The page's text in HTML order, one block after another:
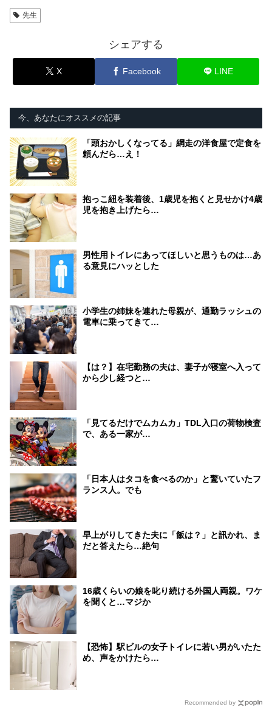
先生
シェアする
X Facebook LINE
今、あなたにオススメの記事
「頭おかしくなってる」網走の洋食屋で定食を
頼んだら…え！
抱っこ紐を装着後、1歳児を抱くと見せかけ4歳
児を抱き上げたら…
男性用トイレにあってほしいと思うものは…あ
る意見にハッとした
小学生の姉妹を連れた母親が、通勤ラッシュの
電車に乗ってきて…
【は？】在宅勤務の夫は、妻子が寝室へ入って
から少し経つと…
「見てるだけでムカムカ」TDL入口の荷物検査
で、ある一家が…
「日本人はタコを食べるのか」と驚いていたフ
ランス人。でも
早上がりしてきた夫に「飯は？」と訊かれ、ま
だと答えたら…絶句
16歳くらいの娘を叱り続ける外国人両親。ワケ
を聞くと…マジか
【恐怖】駅ビルの女子トイレに若い男がいたた
め、声をかけたら…
Recommended by